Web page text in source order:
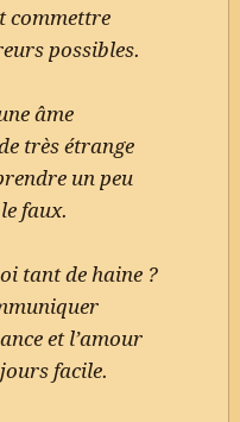
commettre
possibles.
âme
très étrange
un peu
faux.
tant de haine ?
et l’amour
facile.